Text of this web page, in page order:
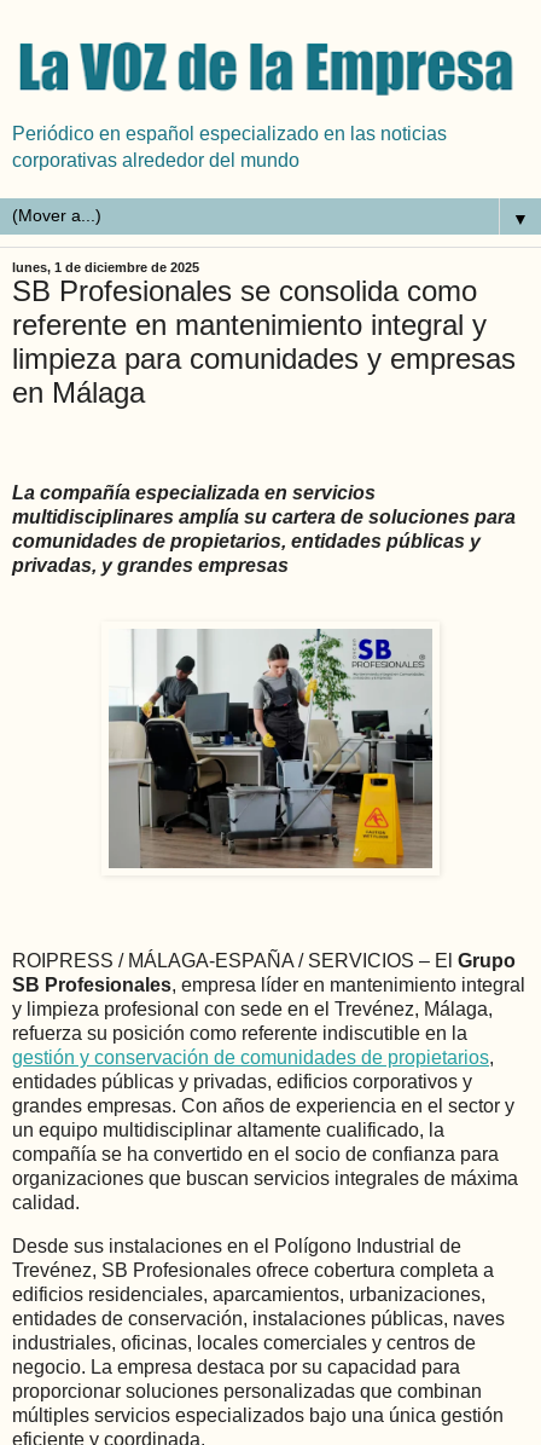
Periódico en español especializado en las noticias
corporativas alrededor del mundo
▼
lunes, 1 de diciembre de 2025
SB Profesionales se consolida como
referente en mantenimiento integral y
limpieza para comunidades y empresas
en Málaga
La compañía especializada en servicios
multidisciplinares amplía su cartera de soluciones para
comunidades de propietarios, entidades públicas y
privadas, y grandes empresas
ROIPRESS / MÁLAGA-ESPAÑA / SERVICIOS – El Grupo
SB Profesionales, empresa líder en mantenimiento integral
y limpieza profesional con sede en el Trevénez, Málaga,
refuerza su posición como referente indiscutible en la
gestión y conservación de comunidades de propietarios,
entidades públicas y privadas, edificios corporativos y
grandes empresas. Con años de experiencia en el sector y
un equipo multidisciplinar altamente cualificado, la
compañía se ha convertido en el socio de confianza para
organizaciones que buscan servicios integrales de máxima
calidad.
Desde sus instalaciones en el Polígono Industrial de
Trevénez, SB Profesionales ofrece cobertura completa a
edificios residenciales, aparcamientos, urbanizaciones,
entidades de conservación, instalaciones públicas, naves
industriales, oficinas, locales comerciales y centros de
negocio. La empresa destaca por su capacidad para
proporcionar soluciones personalizadas que combinan
múltiples servicios especializados bajo una única gestión
eficiente y coordinada.